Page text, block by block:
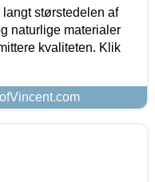
størstedelen af
naturlige materialer
kvaliteten. Klik